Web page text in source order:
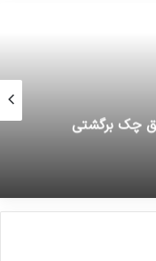
چک برگشتی